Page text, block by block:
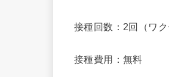
接種回数：2回（ワ
接種費用：無料